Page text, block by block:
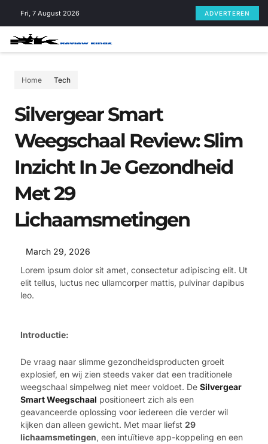
Fri, 7 August 2026 ADVERTEREN
Home Tech
Silvergear Smart
Weegschaal Review: Slim
Inzicht In Je Gezondheid
Met 29
Lichaamsmetingen
March 29, 2026
Lorem ipsum dolor sit amet, consectetur adipiscing elit. Ut
elit tellus, luctus nec ullamcorper mattis, pulvinar dapibus
leo.
Introductie:
De vraag naar slimme gezondheidsproducten groeit
explosief, en wij zien steeds vaker dat een traditionele
weegschaal simpelweg niet meer voldoet. De Silvergear
Smart Weegschaal positioneert zich als een
geavanceerde oplossing voor iedereen die verder wil
kijken dan alleen gewicht. Met maar liefst 29
lichaamsmetingen, een intuïtieve app-koppeling en een